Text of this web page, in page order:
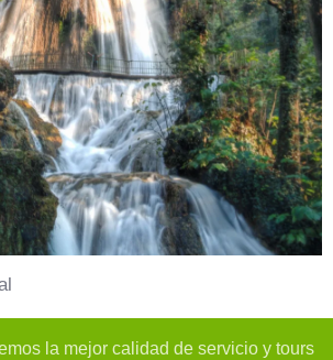
la mejor calidad de servicio y tours